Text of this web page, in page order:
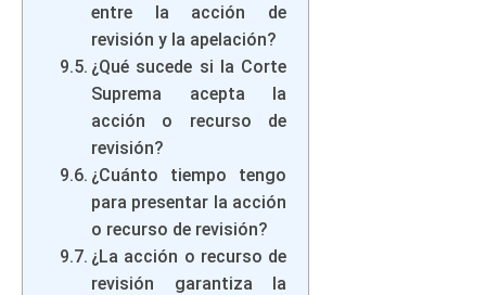
entre la acción de
revisión y la apelación?
¿Qué sucede si la Corte
Suprema acepta la
acción o recurso de
revisión?
¿Cuánto tiempo tengo
para presentar la acción
o recurso de revisión?
¿La acción o recurso de
revisión garantiza la